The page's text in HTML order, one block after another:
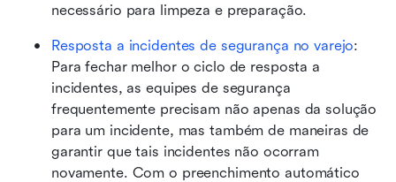
necessário para limpeza e preparação.
Resposta a incidentes de segurança no varejo:
Para fechar melhor o ciclo de resposta a
incidentes, as equipes de segurança
frequentemente precisam não apenas da solução
para um incidente, mas também de maneiras de
garantir que tais incidentes não ocorram
novamente. Com o preenchimento automático